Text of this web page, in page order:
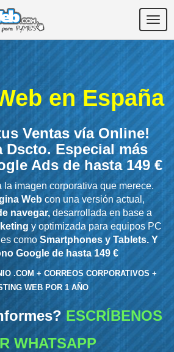
en España
Ventas vía Online!
Dscto. Especial más
Ads de hasta 149 €
la imagen corporativa que merece.
Web con una versión actual,
navegar,desarrollada en base a
y optimizada para equipos PC
comoSmartphones y Tablets. Y
Google de hasta 149 €
.COM + CORREOS CORPORATIVOS +
WEB POR 1 AÑO
ESCRÍBENOS
WHATSAPP